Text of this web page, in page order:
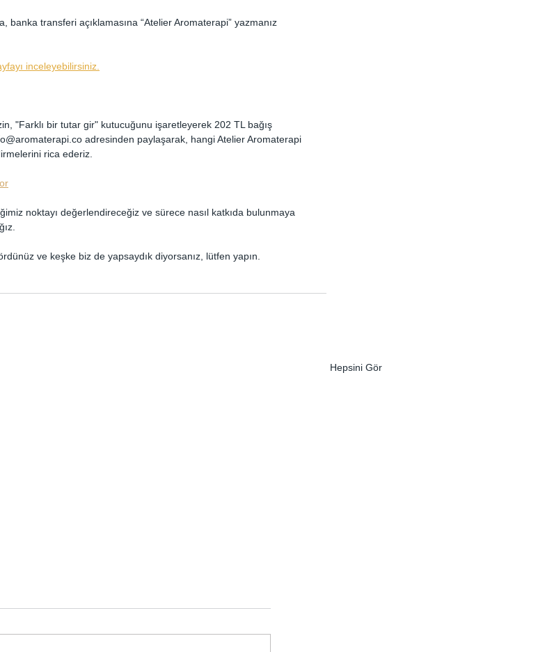
banka transferi açıklamasına “Atelier Aromaterapi” yazmanız
inceleyebilirsiniz.
"Farklı bir tutar gir" kutucuğunu işaretleyerek 202 TL bağış
adresinden paylaşarak, hangi Atelier Aromaterapi
rica ederiz.
noktayı değerlendireceğiz ve sürece nasıl katkıda bulunmaya
ve keşke biz de yapsaydık diyorsanız, lütfen yapın.
Hepsini Gör